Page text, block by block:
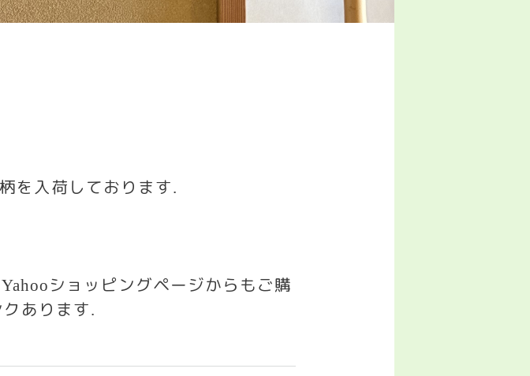
を入荷しております.
Yahoo ショッピングページからもご購
あります.